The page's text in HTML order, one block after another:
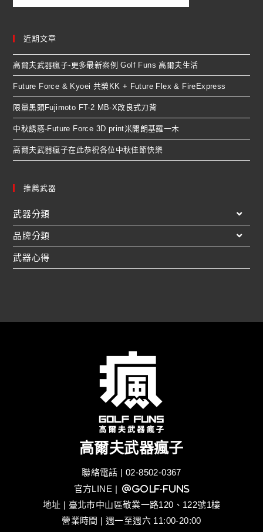
近期文章
高爾夫武器瘋子-更多最新案例 Golf Funs 高爾夫生活
Future Force & Kyoei 共榮KK + Future Flex & FireExpress
限量黑頭Fujimoto FT-2 MB-X改良式刀背
中秋誘惑-Future Force 3D print米開朗基羅一木
高爾夫武器瘋子在此恭祝各位中秋佳節快樂
推薦武器
武器分類
品牌分類
武器心得
高爾夫武器瘋子
聯絡電話 | 02-8502-0367
官方LINE | @golf-funs
地址 | 臺北市中山區敬業一路120、122號1樓
營業時間 | 週一至週六 11:00-20:00